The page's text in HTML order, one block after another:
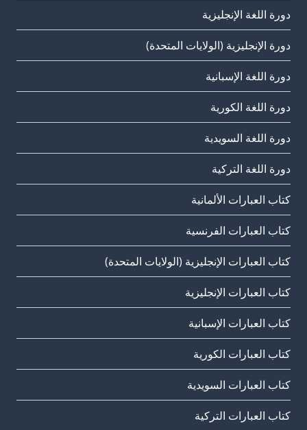
دورة اللغة الإنجليزية
دورة الإنجليزية (الولايات المتحدة)
دورة اللغة الإسبانية
دورة اللغة الكورية
دورة اللغة السويدية
دورة اللغة التركية
كتاب العبارات الألمانية
كتاب العبارات الفرنسية
كتاب العبارات الإنجليزية (الولايات المتحدة)
كتاب العبارات الإنجليزية
كتاب العبارات الإسبانية
كتاب العبارات الكورية
كتاب العبارات السويدية
كتاب العبارات التركية